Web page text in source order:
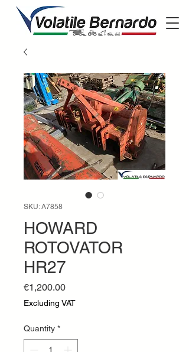
SKU: A7858
HOWARD
ROTOVATOR
HR27
€1,200.00Price
Excluding VAT
Quantity *